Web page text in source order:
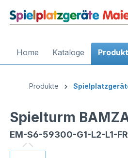
Home Kataloge
Produkte
Spielturm
EM-S6-59300-G1-L2-L1-